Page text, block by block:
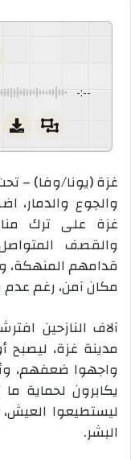
-:--
غزة (يونا/وفا) –
والجوع والدمار،
غزة على ترك
قدامهم المنهكة،
مكان آمن، رغم
آلاف النازحين
مدينة غزة، ليصبح
واجهوا ضعفهم،
يكابرون لحماية
ليستطيعوا
البشر.